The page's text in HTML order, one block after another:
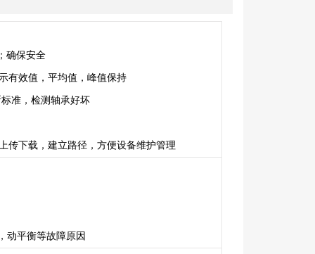
确保安全
有效值，平均值，峰值保持
准，检测轴承好坏
传下载，建立路径，方便设备维护管理
动平衡等故障原因